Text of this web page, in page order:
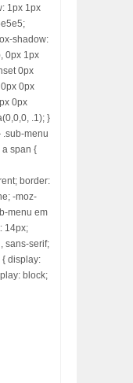
1px 1px
shadow:
0px 1px
0px
0px
0px
.1); }
.sub-menu
a span {
border:
-moz-
menu em
14px;
sans-serif;
{ display:
block;